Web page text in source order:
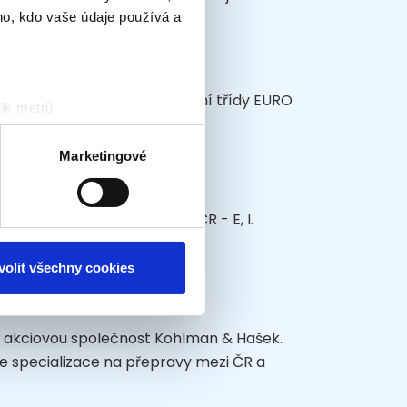
kdo vaše údaje používá a
metrů
prstu)
. Svůj souhlas
inzerci a analýzy. Partneři
v důsledku toho, že
Marketingové
všechny cookies
Volvo FH13 s motory emisní třídy EURO
zboží určeného na trasy ČR - E, I.
společnost Kohlman & Hašek.
na přepravy mezi ČR a